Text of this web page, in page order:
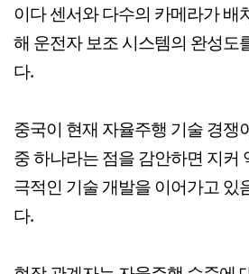
이다 센서와 다수의 카메라가 배
해 운전자 보조 시스템의 완성도
다.
중국이 현재 자율주행 기술 경쟁
중 하나라는 점을 감안하면 지커
극적인 기술 개발을 이어가고 있
다.